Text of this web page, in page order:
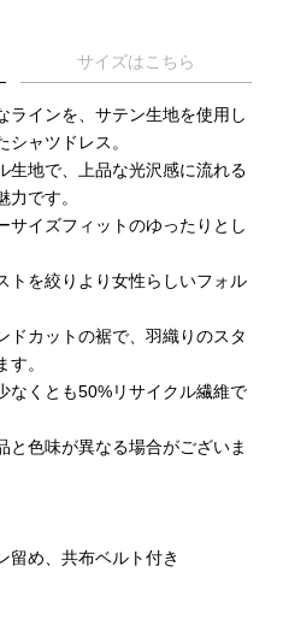
サイズはこちら
ラインを、サテン生地を使用し
ャツドレス。
生地で、上品な光沢感に流れる
です。
サイズフィットのゆったりとし
トを絞りより女性らしいフォル
ドカットの裾で、羽織りのスタ
。
なくとも50%リサイクル繊維で
色味が異なる場合がございま
留め、共布ベルト付き